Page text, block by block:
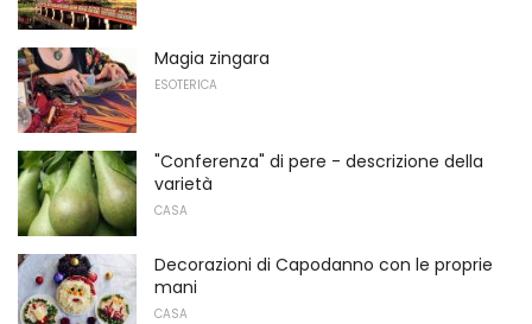
Magia zingara
ESOTERICA
"Conferenza" di pere - descrizione della
varietà
CASA
Decorazioni di Capodanno con le proprie
mani
CASA